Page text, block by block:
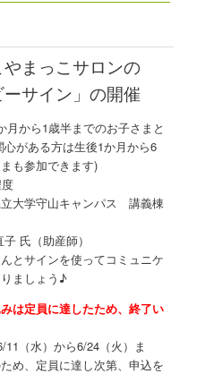
やまっこサロンの
サイン」の開催
月から1歳半までのお子さまと
心がある方は生後1か月から6
も参加できます)
大学守山キャンパス 講義棟
氏（助産師）
とサインを使ってコミュニケ
ましょう♪
は定員に達したため、終了い
11（水）から6/24（火）ま
め、定員に達し次第、申込を